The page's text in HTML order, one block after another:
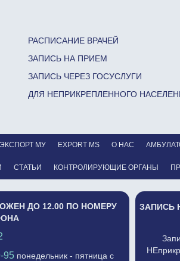
ЭКСПОРТ МУ EXPORT MS О НАС
СТАТЬИ КОНТРОЛИРУЮЩИЕ ОРГАНЫ
РАСПИСАНИЕ ВРАЧЕЙ
ЗАПИСЬ НА ПРИЕМ
ЗАПИСЬ ЧЕРЕЗ ГОСУСЛУГИ
ДЛЯ НЕПРИКРЕПЛЕННОГО
ДО 12.00 ПО НОМЕРУ
95понедельник - пятница с
ЗАПИСЬ